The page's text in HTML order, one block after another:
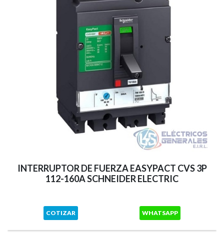
INTERRUPTOR DE FUERZA EASYPACT CVS 3P
112-160A SCHNEIDER ELECTRIC
COTIZAR WHATSAPP